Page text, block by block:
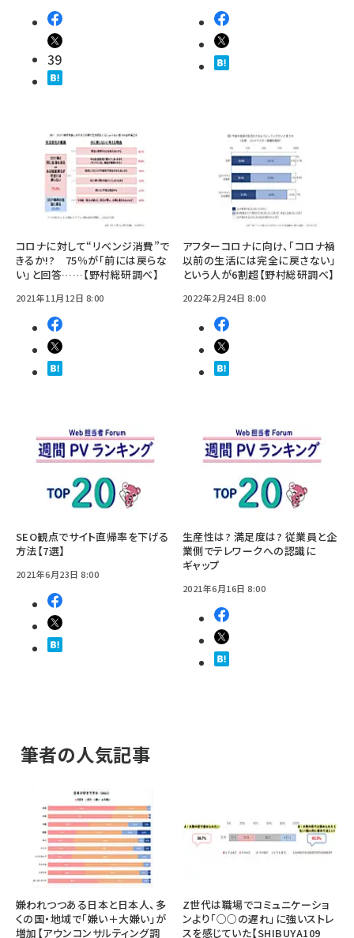
39
コロナに対して“リベンジ消費”で
きるか!? 75％が「前には戻らな
い」と回答……【野村総研調べ】
2021年11月12日 8:00
アフターコロナに向け、「コロナ禍
以前の生活には完全に戻さない」
という人が6割超【野村総研調べ】
2022年2月24日 8:00
SEO観点でサイト直帰率を下げる
方法【7選】
2021年6月23日 8:00
生産性は? 満足度は? 従業員と企
業側でテレワークへの認識に
ギャップ
2021年6月16日 8:00
筆者の人気記事
嫌われつつある日本と日本人、多
くの国・地域で「嫌い＋大嫌い」が
増加【アウンコンサルティング調
Z世代は職場でコミュニケーショ
ンより「○○の遅れ」に強いストレ
スを感じていた【SHIBUYA109